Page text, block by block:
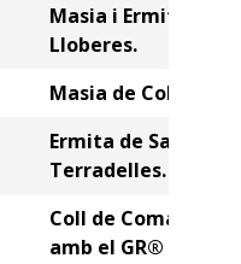
Masia i Ermita de
Lloberes.
Masia de Coll de
Ermita de Sant
Terradelles.
Coll de Comadons.
amb el GR® 176.